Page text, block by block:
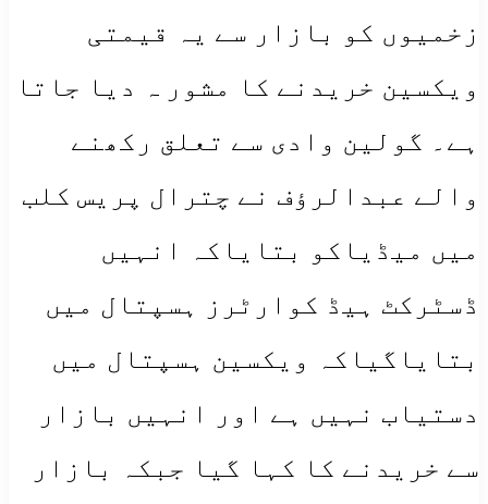
زخمیوں کو بازار سے یہ قیمتی
ویکسین خریدنے کا مشور ہ دیا جاتا
ہے۔ گولین وادی سے تعلق رکھنے
والے عبدالرؤف نے چترال پریس کلب
میں میڈیاکو بتایاکہ انہیں
ڈسٹرکٹ ہیڈ کوارٹرز ہسپتال میں
بتایاگیاکہ ویکسین ہسپتال میں
دستیاب نہیں ہے اور انہیں بازار
سے خریدنے کا کہا گیا جبکہ بازار